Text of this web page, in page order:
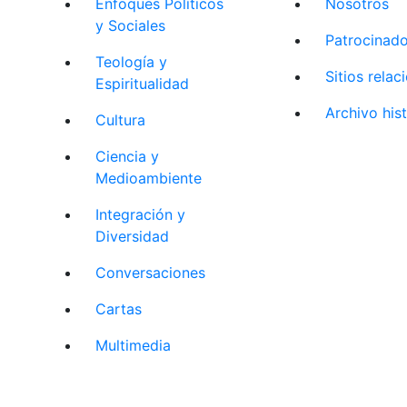
y Sociales
Teología y
Espiritualidad
Cultura
Ciencia y
Medioambiente
Integración y
Diversidad
Conversaciones
Cartas
Multimedia
Sitios
Archivo